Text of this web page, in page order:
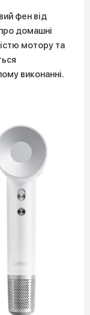
фен від
домашні
мотору та
виконанні.